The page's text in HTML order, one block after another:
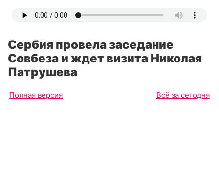
Сербия провела заседание
Совбеза и ждет визита Николая
Патрушева
Полная версия Всё за сегодня